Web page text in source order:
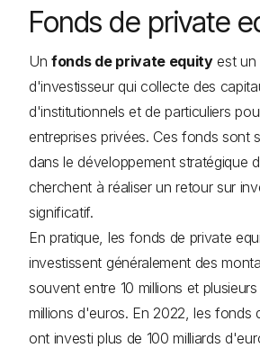
Fonds de private
Unfonds de private equityest un
d'investisseur qui collecte des
d'institutionnels et de particuliers
entreprises privées. Ces fonds sont
dans le développement stratégique
cherchent à réaliser un retour sur
significatif.
En pratique, les fonds de private
investissent généralement des
souvent entre 10 millions et
millions d'euros. En 2022, les fonds
ont investi plus de 100 milliards